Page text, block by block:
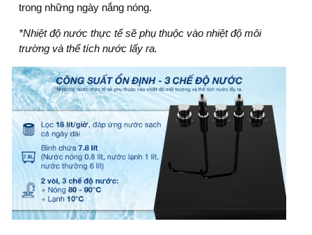
trong những ngày nắng nóng.
*Nhiệt độ nước thực tế sẽ phụ thuộc vào nhiệt độ môi
trường và thể tích nước lấy ra.